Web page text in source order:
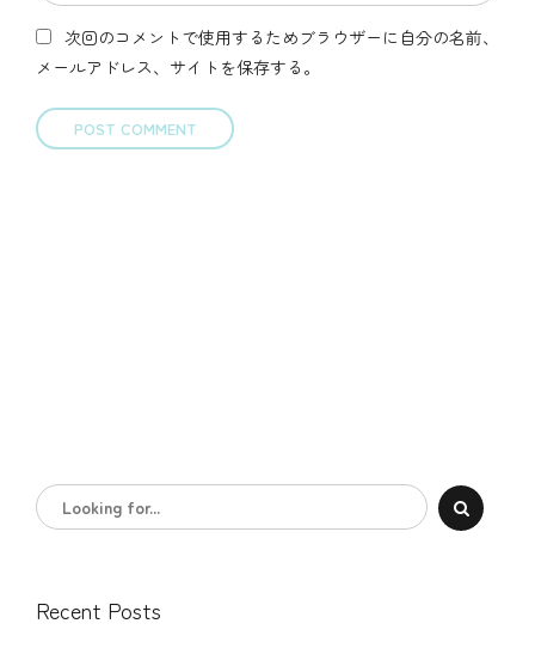
次回のコメントで使用するためブラウザーに自分の名前、
メールアドレス、サイトを保存する。
POST COMMENT
Recent Posts